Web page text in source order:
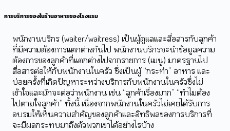
การบริการของในร้านอาหารของโรงแรม
พนักงานบริกร (waiter/waitress) เป็นผู้ดูแลและสื่อสารกับลูกค้า
ที่มีความต้องการแตกต่างกันไป พนักงานบริกรจะนำข้อมูลความ
ต้องการของลูกค้าที่แตกต่างไปจากรายการ (เมนู) มาตรฐานไป
สื่อสารต่อให้กับพนักงานในครัว ซึ่งเป็นผู้ “กระทำ” อาหาร และ
บ่อยครั้งที่เกิดปัญหาระหว่างบริการกับพนักงานในครัวซึ่งไม่
เข้าใจและมักจะต่อว่าพนักงาน เช่น “ลูกค้าเรื่องมาก” “ทำไมต้อง
ไปตามใจลูกค้า” ทั้งนี้ เนื่องจากพนักงานในครัวไม่เคยได้รับการ
อบรมให้เห็นความสำคัญของลูกค้าและอิทธิพลของการบริการที่
จะมีผลกระทบมาถึงตัวพวกเขาได้อย่างไรบ้าง